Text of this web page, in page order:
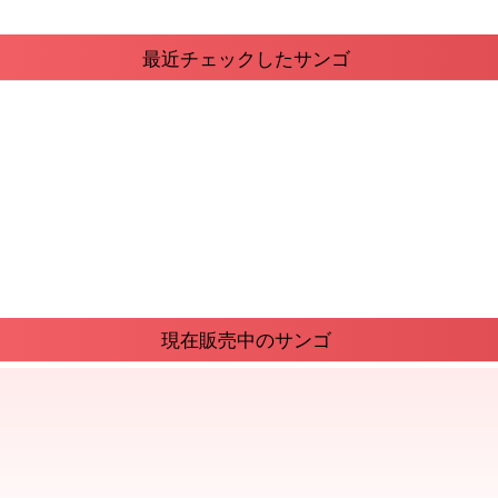
最近チェックしたサンゴ
現在販売中のサンゴ